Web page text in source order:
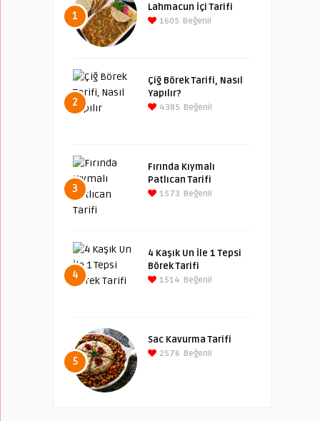
1
Lahmacun İçi Tarifi
1605 Beğeni!
2
Çiğ Börek Tarifi, Nasıl
Yapılır?
4385 Beğeni!
3
Fırında Kıymalı
Patlıcan Tarifi
1573 Beğeni!
4
4 Kaşık Un İle 1 Tepsi
Börek Tarifi
1514 Beğeni!
5
Sac Kavurma Tarifi
2576 Beğeni!